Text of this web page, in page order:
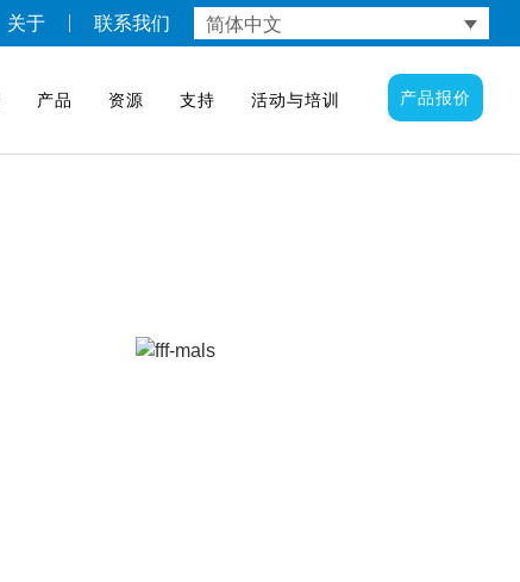
简体中文
关于 联系我们
产品 资源 支持 活动与培训 产品报价